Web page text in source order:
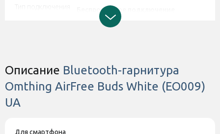
Тип подключения
Беспроводное подключение
Сенсорное
Габариты и вес
Гарантия
12 месяцев от производителя
Цвет
Описание Bluetooth-гарнитура
Omthing AirFree Buds White (EO009)
UA
Для смартфона